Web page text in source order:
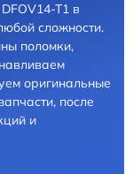
T1 в
сложности.
поломки,
оригинальные
после
и